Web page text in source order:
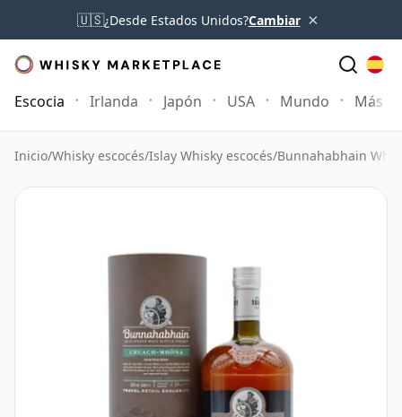
🇺🇸¿Desde Estados Unidos?Cambiar ×
Escocia Irlanda Japón USA Mundo Más
Inicio/Whisky escocés/Islay Whisky escocés/Bunnahabhain